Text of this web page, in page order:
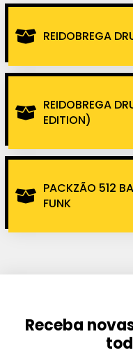
REIDOBREGA
REIDOBREGA
EDITION)
PACKZÃO 512
FUNK
Receba